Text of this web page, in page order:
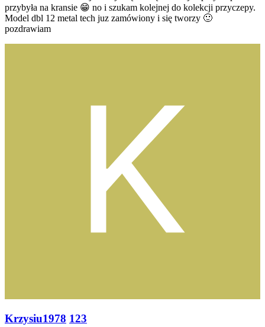
przybyła na kransie 😁 no i szukam kolejnej do kolekcji przyczepy.
Model dbl 12 metal tech juz zamówiony i się tworzy 🙂
pozdrawiam
Krzysiu1978 123